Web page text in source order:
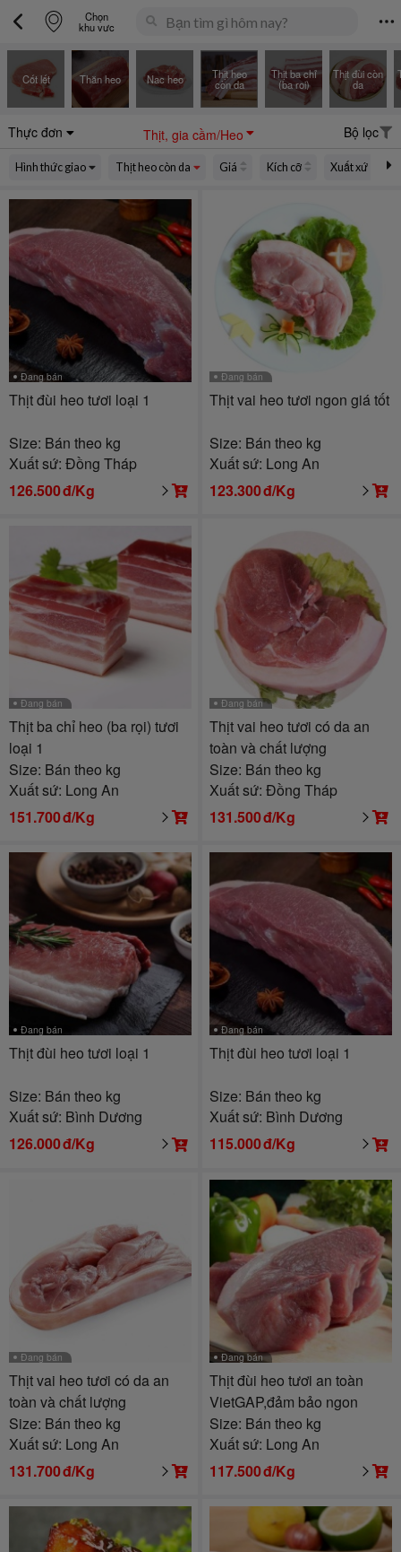
Chọn
khu vực
Cốt lết Thăn heo Nạc heo Thịt heo
còn da
Thịt ba chỉ
(ba rọi)
Thịt đùi còn
da
Thực đơn Thịt, gia cầm/Heo Bộ lọc
Hình thức giao Thịt heo còn da Giá Kích cỡ Xuất xứ
Đang bán
Thịt đùi heo tươi loại 1
Size: Bán theo kg
Xuất sứ: Đồng Tháp
126.500đ/Kg
Đang bán
Thịt vai heo tươi ngon giá tốt
Size: Bán theo kg
Xuất sứ: Long An
123.300đ/Kg
Đang bán
Thịt ba chỉ heo (ba rọi) tươi
loại 1
Size: Bán theo kg
Xuất sứ: Long An
151.700đ/Kg
Đang bán
Thịt vai heo tươi có da an
toàn và chất lượng
Size: Bán theo kg
Xuất sứ: Đồng Tháp
131.500đ/Kg
Đang bán
Thịt đùi heo tươi loại 1
Size: Bán theo kg
Xuất sứ: Bình Dương
126.000đ/Kg
Đang bán
Thịt đùi heo tươi loại 1
Size: Bán theo kg
Xuất sứ: Bình Dương
115.000đ/Kg
Đang bán
Thịt vai heo tươi có da an
toàn và chất lượng
Size: Bán theo kg
Xuất sứ: Long An
131.700đ/Kg
Đang bán
Thịt đùi heo tươi an toàn
VietGAP,đảm bảo ngon
Size: Bán theo kg
Xuất sứ: Long An
117.500đ/Kg